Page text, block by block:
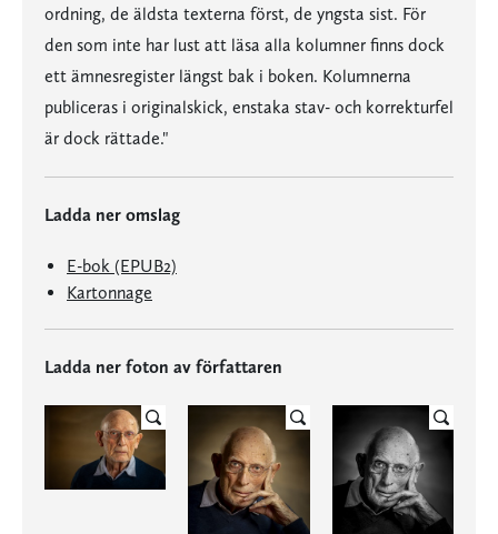
ordning, de äldsta texterna först, de yngsta sist. För
den som inte har lust att läsa alla kolumner finns dock
ett ämnesregister längst bak i boken. Kolumnerna
publiceras i originalskick, enstaka stav- och korrekturfel
är dock rättade."
Ladda ner omslag
E-bok (EPUB2)
Kartonnage
Ladda ner foton av författaren